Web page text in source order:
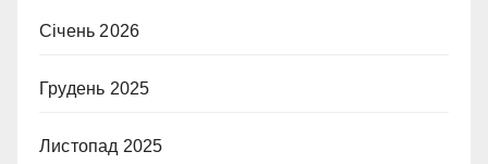
Січень 2026
Грудень 2025
Листопад 2025